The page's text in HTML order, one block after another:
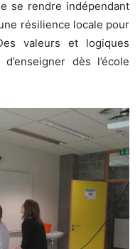
se rendre indépendant
résilience locale pour
valeurs et logiques
dès l’école